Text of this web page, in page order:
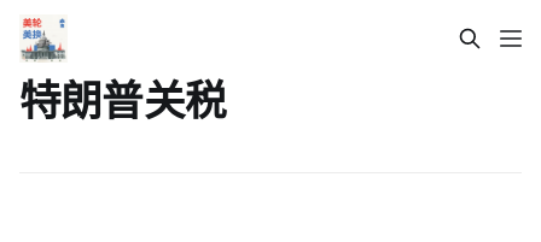
特朗普关税